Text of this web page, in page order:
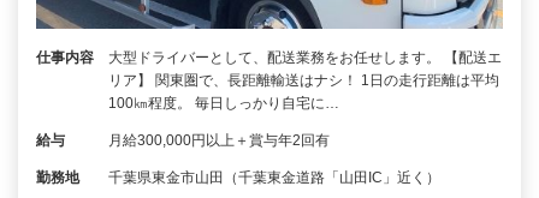
仕事内容
大型ドライバーとして、配送業務をお任せします。 【配送エ
リア】 関東圏で、長距離輸送はナシ！ 1日の走行距離は平均
100㎞程度。 毎日しっかり自宅に…
給与 月給300,000円以上＋賞与年2回有
勤務地 千葉県東金市山田（千葉東金道路「山田IC」近く）